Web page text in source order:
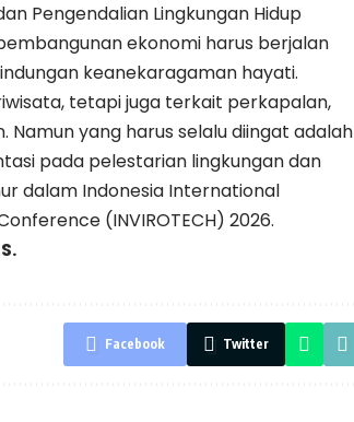
Pengendalian Lingkungan Hidup
ekonomi harus berjalan
keanekaragaman hayati.
tetapi juga terkait perkapalan,
yang harus selalu diingat adalah
pada pelestarian lingkungan dan
dalam Indonesia International
(INVIROTECH) 2026.
Facebook Twitter